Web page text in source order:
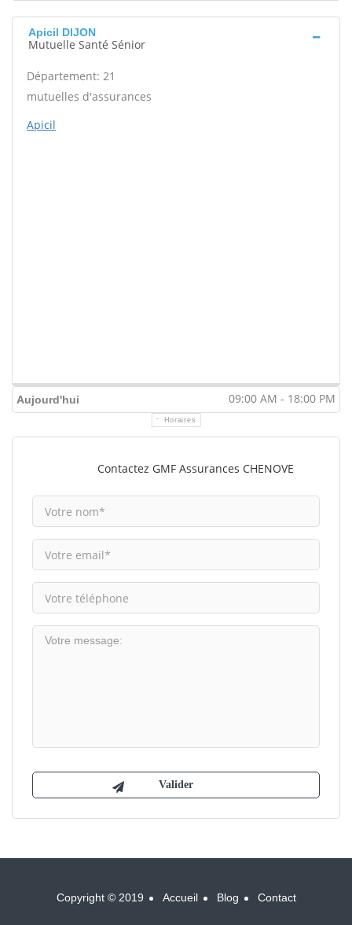
Apicil DIJON
Mutuelle Santé Sénior
Département: 21
mutuelles d'assurances
Apicil
Aujourd'hui 09:00 AM - 18:00 PM
Horaires
Contactez GMF Assurances CHENOVE
Copyright © 2019 Accueil Blog Contact